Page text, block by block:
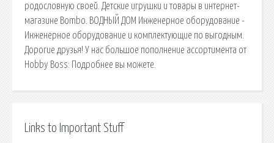
родословную своей. Детские игрушки и товары в интернет-
магазине Bombo. ВОДНЫЙ ДОМ Инженерное оборудование -
Инженерное оборудование и комплектующие по выгодным.
Дорогие друзья! У нас большое пополнение ассортимента от
Hobby Boss: Подробнее вы можете.
Links to Important Stuff